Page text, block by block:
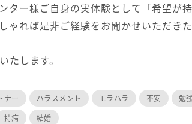
ター様ご自身の実体験として「希望が
ゃれば是非ご経験をお聞かせいただきた
たします。
ナー ハラスメント モラハラ 不安 勉
持病 結婚